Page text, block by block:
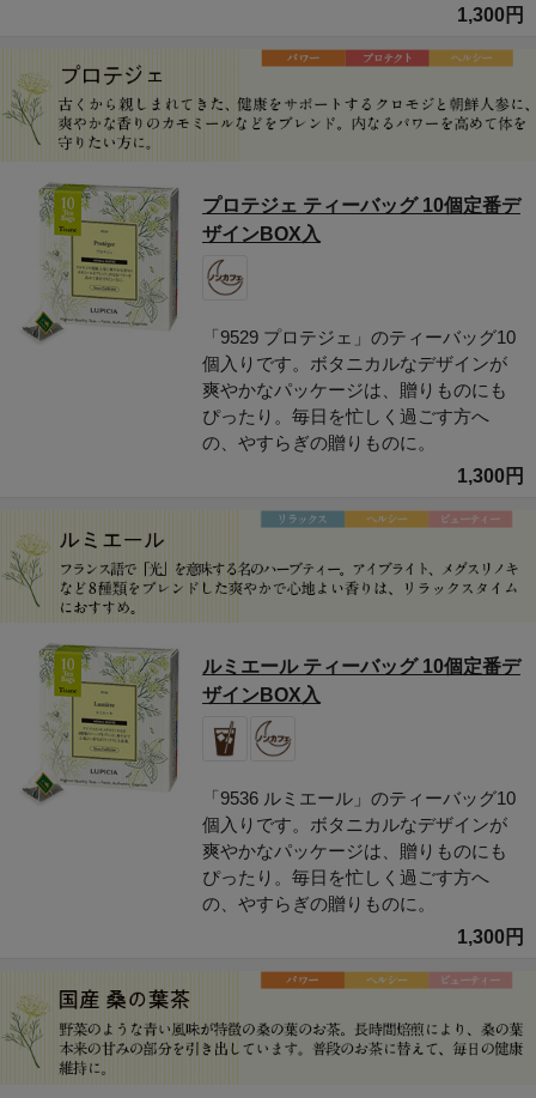
1,300円
プロテジェ ティーバッグ 10個定番デ
ザインBOX入
「9529 プロテジェ」のティーバッグ10
個入りです。ボタニカルなデザインが
爽やかなパッケージは、贈りものにも
ぴったり。毎日を忙しく過ごす方へ
の、やすらぎの贈りものに。
1,300円
ルミエール ティーバッグ 10個定番デ
ザインBOX入
「9536 ルミエール」のティーバッグ10
個入りです。ボタニカルなデザインが
爽やかなパッケージは、贈りものにも
ぴったり。毎日を忙しく過ごす方へ
の、やすらぎの贈りものに。
1,300円